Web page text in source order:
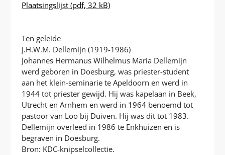
Plaatsingslijst (pdf, 32 kB)
Ten geleide
J.H.W.M. Dellemijn (1919-1986)
Johannes Hermanus Wilhelmus Maria Dellemijn
werd geboren in Doesburg, was priester-student
aan het klein-seminarie te Apeldoorn en werd in
1944 tot priester gewijd. Hij was kapelaan in Beek,
Utrecht en Arnhem en werd in 1964 benoemd tot
pastoor van Loo bij Duiven. Hij was dit tot 1983.
Dellemijn overleed in 1986 te Enkhuizen en is
begraven in Doesburg.
Bron: KDC-knipselcollectie.